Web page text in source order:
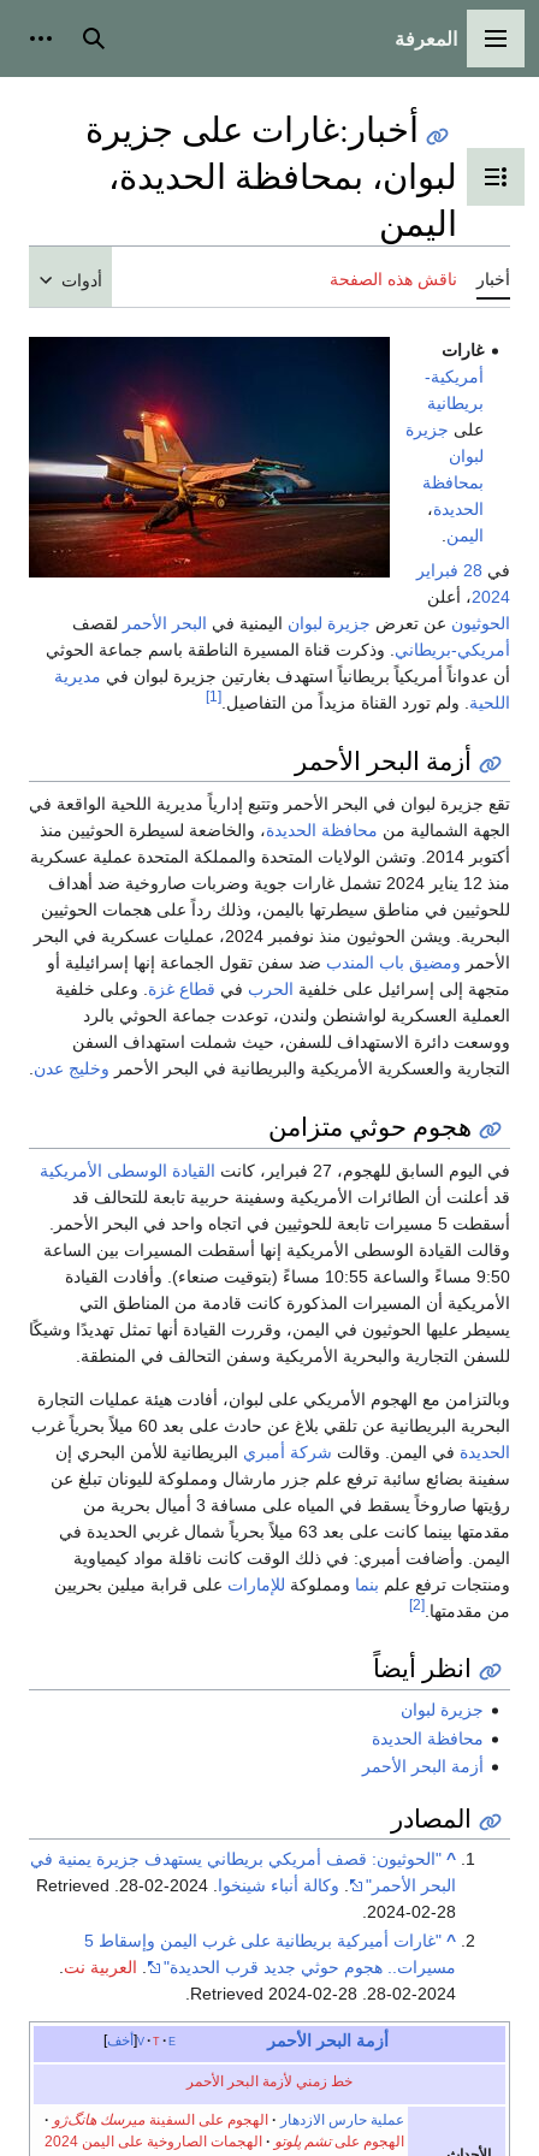
القائمة الرئيسية
المعرفة بحث
تبديل عرض جدول المحتويات
أخبار :غارات على جزيرة
لبوان، بمحافظة الحديدة،
اليمن
أخبار ناقش هذه الصفحة أدوات
غارات
أمريكية-
بريطانية
على جزيرة
لبوان
بمحافظة
الحديدة،
اليمن
في 28 فبراير
2024، أعلن
الحوثيون عن تعرض جزيرة لبوان اليمنية في البحر الأحمر لقصف
أمريكي-بريطاني . وذكرت قناة المسيرة الناطقة باسم جماعة الحوثي
أن عدواناً أمريكياً بريطانياً استهدف بغارتين جزيرة لبوان في مديرية
اللحية . ولم تورد القناة مزيداً من التفاصيل. [1]
أزمة البحر الأحمر
تقع جزيرة لبوان في البحر الأحمر وتتبع إدارياً مديرية اللحية الواقعة في
الجهة الشمالية من محافظة الحديدة، والخاضعة لسيطرة الحوثيين منذ
أكتوبر 2014. وتشن الولايات المتحدة والمملكة المتحدة عملية عسكرية
منذ 12 يناير 2024 تشمل غارات جوية وضربات صاروخية ضد أهداف
للحوثيين في مناطق سيطرتها باليمن، وذلك رداً على هجمات الحوثيين
البحرية. ويشن الحوثيون منذ نوفمبر 2024، عمليات عسكرية في البحر
الأحمر ومضيق باب المندب ضد سفن تقول الجماعة إنها إسرائيلية أو
متجهة إلى إسرائيل على خلفية الحرب في قطاع غزة. وعلى خلفية
العملية العسكرية لواشنطن ولندن، توعدت جماعة الحوثي بالرد
ووسعت دائرة الاستهداف للسفن، حيث شملت استهداف السفن
التجارية والعسكرية الأمريكية والبريطانية في البحر الأحمر وخليج عدن.
هجوم حوثي متزامن
في اليوم السابق للهجوم، 27 فبراير، كانت
القيادة الوسطى الأمريكية
قد أعلنت أن الطائرات الأمريكية وسفينة حربية تابعة للتحالف قد
أسقطت 5 مسيرات تابعة للحوثيين في اتجاه واحد في البحر الأحمر.
وقالت القيادة الوسطى الأمريكية إنها أسقطت المسيرات بين الساعة
9:50 مساءً والساعة 10:55 مساءً (بتوقيت صنعاء). وأفادت القيادة
الأمريكية أن المسيرات المذكورة كانت قادمة من المناطق التي
يسيطر عليها الحوثيون في اليمن، وقررت القيادة أنها تمثل تهديدًا وشيكًا
للسفن التجارية والبحرية الأمريكية وسفن التحالف في المنطقة.
وبالتزامن مع الهجوم الأمريكي على لبوان، أفادت هيئة عمليات التجارة
البحرية البريطانية عن تلقي بلاغ عن حادث على بعد 60 ميلاً بحرياً غرب
الحديدة في اليمن. وقالت شركة أمبري البريطانية للأمن البحري إن
سفينة بضائع سائبة ترفع علم جزر مارشال ومملوكة لليونان تبلغ عن
رؤيتها صاروخاً يسقط في المياه على مسافة 3 أميال بحرية من
مقدمتها بينما كانت على بعد 63 ميلاً بحرياً شمال غربي الحديدة في
اليمن. وأضافت أمبري: في ذلك الوقت كانت ناقلة مواد كيمياوية
ومنتجات ترفع علم بنما ومملوكة للإمارات على قرابة ميلين بحريين
من مقدمتها. [2]
انظر أيضاً
جزيرة لبوان
محافظة الحديدة
أزمة البحر الأحمر
المصادر
^ "الحوثيون: قصف أمريكي بريطاني يستهدف جزيرة يمنية في
البحر الأحمر"
. وكالة أنباء شينخوا. 2024-02-28
. Retrieved
2024-02-28
.
^
"غارات أميركية بريطانية على غرب اليمن وإسقاط 5
مسيرات.. هجوم حوثي جديد قرب الحديدة"
العربية نت
2024-02-28
2024-02-28
أخف v t e أزمة البحر الأحمر
خط زمني لأزمة البحر الأحمر
عملية حارس الازدهار الهجوم على السفينة ميرسك هانگ‌ژو
الهجوم علىتشم پلوتو
الهجمات الصاروخية على اليمن 2024